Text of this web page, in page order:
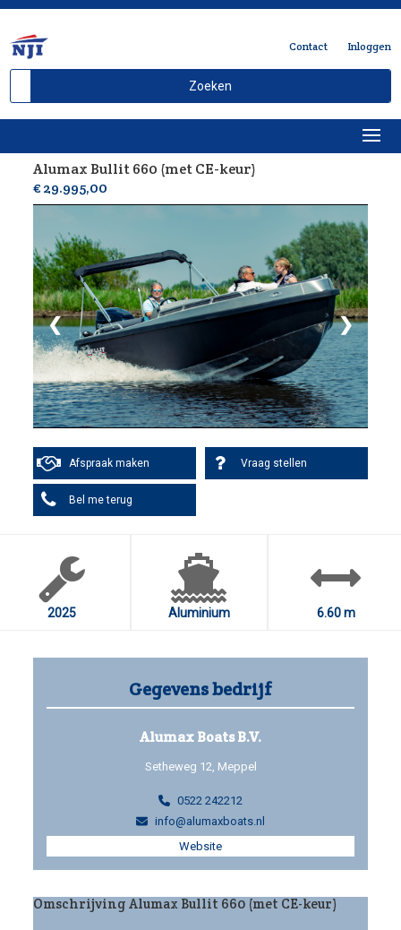
Contact Inloggen
Alumax Bullit 660 (met CE-keur)
€ 29.995,00
❮ ❯
Afspraak maken Vraag stellen
Bel me terug
2025 Aluminium 6.60 m
Gegevens bedrijf
Alumax Boats B.V.
Setheweg 12, Meppel
0522 242212
info@alumaxboats.nl
Website
Omschrijving Alumax Bullit 660 (met CE-keur)